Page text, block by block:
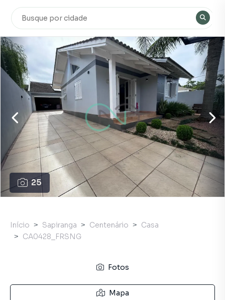
25
Início Sapiranga Centenário
Casa
CA0428_FRSNG
Fotos
Mapa